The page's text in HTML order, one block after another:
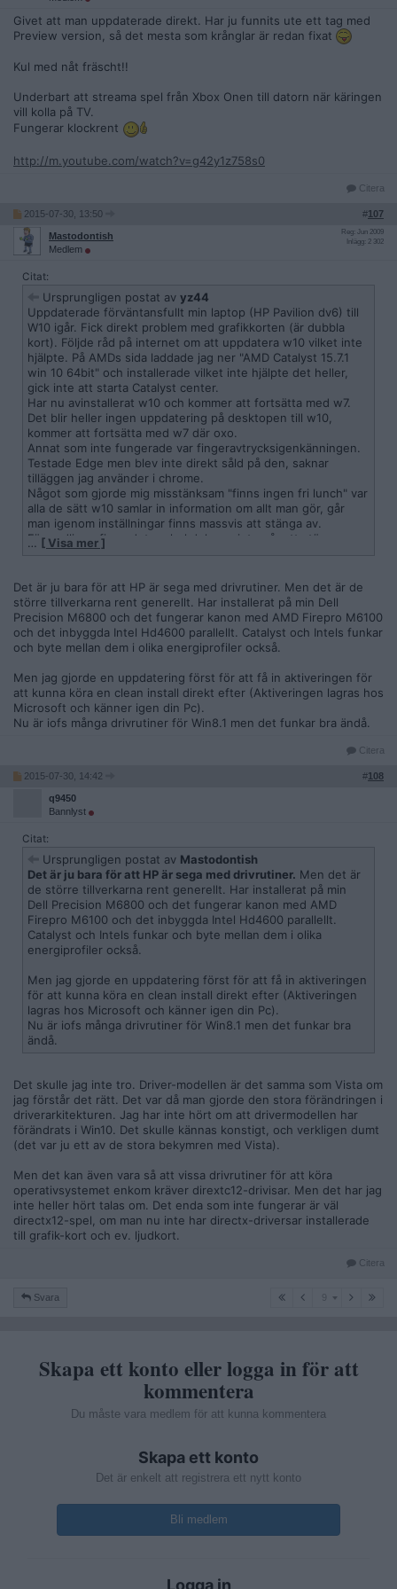
Givet att man uppdaterade direkt. Har ju funnits ute ett tag med
Preview version, så det mesta som krånglar är redan fixat
Kul med nåt fräscht!!
Underbart att streama spel från Xbox Onen till datorn när käringen
vill kolla på TV.
Fungerar klockrent
http://m.youtube.com/watch?v=g42y1z758s0
Citera
2015-07-30, 13:50 #107
Mastodontish
Medlem
Reg: Jun 2009
Inlägg: 2 302
Citat:
Ursprungligen postat av yz44
Uppdaterade förväntansfullt min laptop (HP Pavilion dv6) till
W10 igår. Fick direkt problem med grafikkorten (är dubbla
kort). Följde råd på internet om att uppdatera w10 vilket inte
hjälpte. På AMDs sida laddade jag ner "AMD Catalyst 15.7.1
win 10 64bit" och installerade vilket inte hjälpte det heller,
gick inte att starta Catalyst center.
Har nu avinstallerat w10 och kommer att fortsätta med w7.
Det blir heller ingen uppdatering på desktopen till w10,
kommer att fortsätta med w7 där oxo.
Annat som inte fungerade var fingeravtrycksigenkänningen.
Testade Edge men blev inte direkt såld på den, saknar
tilläggen jag använder i chrome.
Något som gjorde mig misstänksam "finns ingen fri lunch" var
alla de sätt w10 samlar in information om allt man gör, går
man igenom inställningar finns massvis att stänga av.
Förmodligen finns det en hel del som inte går att stänga av.
uppdateringen.
… [ Visa mer ]
Det är ju bara för att HP är sega med drivrutiner. Men det är de
större tillverkarna rent generellt. Har installerat på min Dell
Precision M6800 och det fungerar kanon med AMD Firepro M6100
och det inbyggda Intel Hd4600 parallellt. Catalyst och Intels funkar
och byte mellan dem i olika energiprofiler också.
Men jag gjorde en uppdatering först för att få in aktiveringen för
att kunna köra en clean install direkt efter (Aktiveringen lagras hos
Microsoft och känner igen din Pc).
Nu är iofs många drivrutiner för Win8.1 men det funkar bra ändå.
Citera
2015-07-30, 14:42 #108
q9450
Bannlyst
Citat:
Ursprungligen postat av Mastodontish
Det är ju bara för att HP är sega med drivrutiner. Men det är
de större tillverkarna rent generellt. Har installerat på min
Dell Precision M6800 och det fungerar kanon med AMD
Firepro M6100 och det inbyggda Intel Hd4600 parallellt.
Catalyst och Intels funkar och byte mellan dem i olika
energiprofiler också.
Men jag gjorde en uppdatering först för att få in aktiveringen
för att kunna köra en clean install direkt efter (Aktiveringen
lagras hos Microsoft och känner igen din Pc).
Nu är iofs många drivrutiner för Win8.1 men det funkar bra
ändå.
Det skulle jag inte tro. Driver-modellen är det samma som Vista om
jag förstår det rätt. Det var då man gjorde den stora förändringen i
driverarkitekturen. Jag har inte hört om att drivermodellen har
förändrats i Win10. Det skulle kännas konstigt, och verkligen dumt
(det var ju ett av de stora bekymren med Vista).
Men det kan även vara så att vissa drivrutiner för att köra
operativsystemet enkom kräver dirextc12-drivisar. Men det har jag
inte heller hört talas om. Det enda som inte fungerar är väl
directx12-spel, om man nu inte har directx-driversar installerade
till grafik-kort och ev. ljudkort.
Citera
Svara
Skapa ett konto eller logga in för att
kommentera
Du måste vara medlem för att kunna kommentera
Skapa ett konto
Det är enkelt att registrera ett nytt konto
Bli medlem